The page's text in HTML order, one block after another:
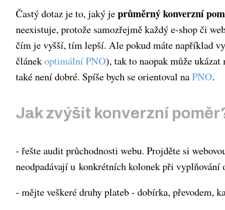
Častý dotaz je to, jaký jeprůměrný konverzní
neexistuje, protože samozřejmě každý e-shop či
čím je vyšší, tím lepší. Ale pokud máte například
článekoptimální PNO), tak to naopak může
také není dobré. Spíše bych se orientoval naPNO.
Jak zvýšit konverzní
- řešte audit průchodnosti webu. Projděte si
neodpadávají u konkrétních kolonek při vyplňování
- mějte veškeré druhy plateb - dobírka, převodem,